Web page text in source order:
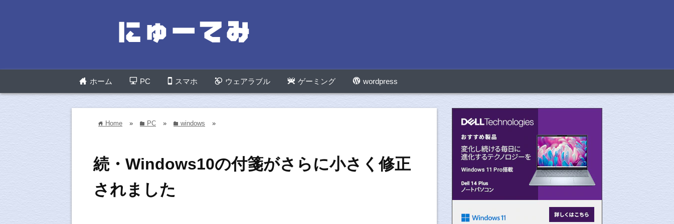
ホーム PC スマホ ウェアラブル ゲーミング wordpress
home Home » folder PC » folder windows »
続・Windows10の付箋がさらに小さく修正
されました